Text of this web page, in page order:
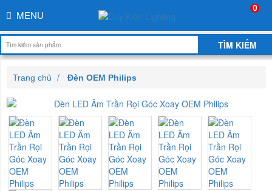
MENU
0
Trang chủ Đèn OEM Philips